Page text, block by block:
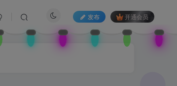
发布 开通会员